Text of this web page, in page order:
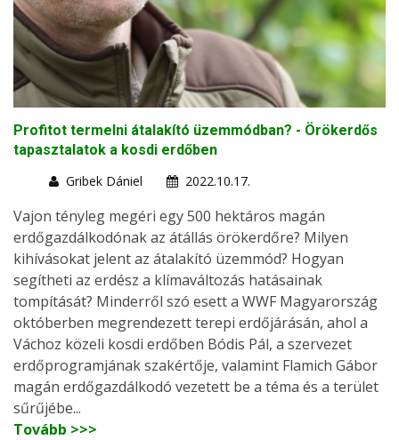
Profitot termelni átalakító üzemmódban? - Örökerdős
tapasztalatok a kosdi erdőben
Gribek Dániel
2022.10.17.
Vajon tényleg megéri egy 500 hektáros magán
erdőgazdálkodónak az átállás örökerdőre? Milyen
kihívásokat jelent az átalakító üzemmód? Hogyan
segítheti az erdész a klímaváltozás hatásainak
tompítását? Minderről szó esett a WWF Magyarország
októberben megrendezett terepi erdőjárásán, ahol a
Váchoz közeli kosdi erdőben Bódis Pál, a szervezet
erdőprogramjának szakértője, valamint Flamich Gábor
magán erdőgazdálkodó vezetett be a téma és a terület
sűrűjébe...
Tovább >>>